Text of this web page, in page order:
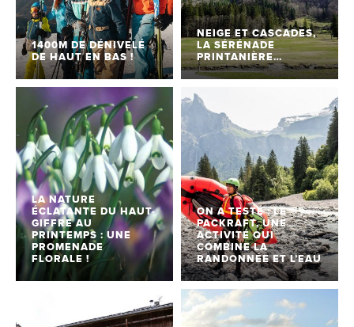
1400M DE DÉNIVELÉ
DE HAUT EN BAS !
NEIGE ET CASCADES,
LA SÉRÉNADE
PRINTANIÈRE…
LA NATURE
ÉCLATANTE DU HAUT-
GIFFRE AU
PRINTEMPS : UNE
PROMENADE
FLORALE !
ON A TESTÉ : LE
PACKRAFT, UNE
ACTIVITÉ QUI
COMBINE LA
RANDONNÉE ET L’EAU